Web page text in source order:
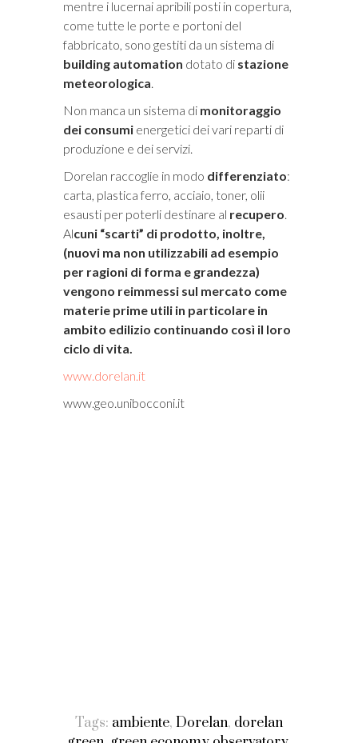
mentre i lucernai apribili posti in copertura,
come tutte le porte e portoni del
fabbricato, sono gestiti da un sistema di
building automation dotato di stazione
meteorologica.
Non manca un sistema di monitoraggio
dei consumi energetici dei vari reparti di
produzione e dei servizi.
Dorelan raccoglie in modo differenziato:
carta, plastica ferro, acciaio, toner, olii
esausti per poterli destinare al recupero.
Alcuni “scarti” di prodotto, inoltre,
(nuovi ma non utilizzabili ad esempio
per ragioni di forma e grandezza)
vengono reimmessi sul mercato come
materie prime utili in particolare in
ambito edilizio continuando così il loro
ciclo di vita.
www.dorelan.it
www.geo.unibocconi.it
Tags: ambiente, Dorelan, dorelan